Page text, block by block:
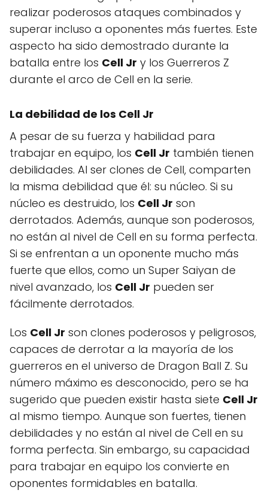
realizar poderosos ataques combinados y
superar incluso a oponentes más fuertes. Este
aspecto ha sido demostrado durante la
batalla entre los Cell Jr y los Guerreros Z
durante el arco de Cell en la serie.
La debilidad de los Cell Jr
A pesar de su fuerza y habilidad para
trabajar en equipo, los Cell Jr también tienen
debilidades. Al ser clones de Cell, comparten
la misma debilidad que él: su núcleo. Si su
núcleo es destruido, los Cell Jr son
derrotados. Además, aunque son poderosos,
no están al nivel de Cell en su forma perfecta.
Si se enfrentan a un oponente mucho más
fuerte que ellos, como un Super Saiyan de
nivel avanzado, los Cell Jr pueden ser
fácilmente derrotados.
Los Cell Jr son clones poderosos y peligrosos,
capaces de derrotar a la mayoría de los
guerreros en el universo de Dragon Ball Z. Su
número máximo es desconocido, pero se ha
sugerido que pueden existir hasta siete Cell Jr
al mismo tiempo. Aunque son fuertes, tienen
debilidades y no están al nivel de Cell en su
forma perfecta. Sin embargo, su capacidad
para trabajar en equipo los convierte en
oponentes formidables en batalla.